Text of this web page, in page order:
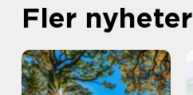
Fler nyheter